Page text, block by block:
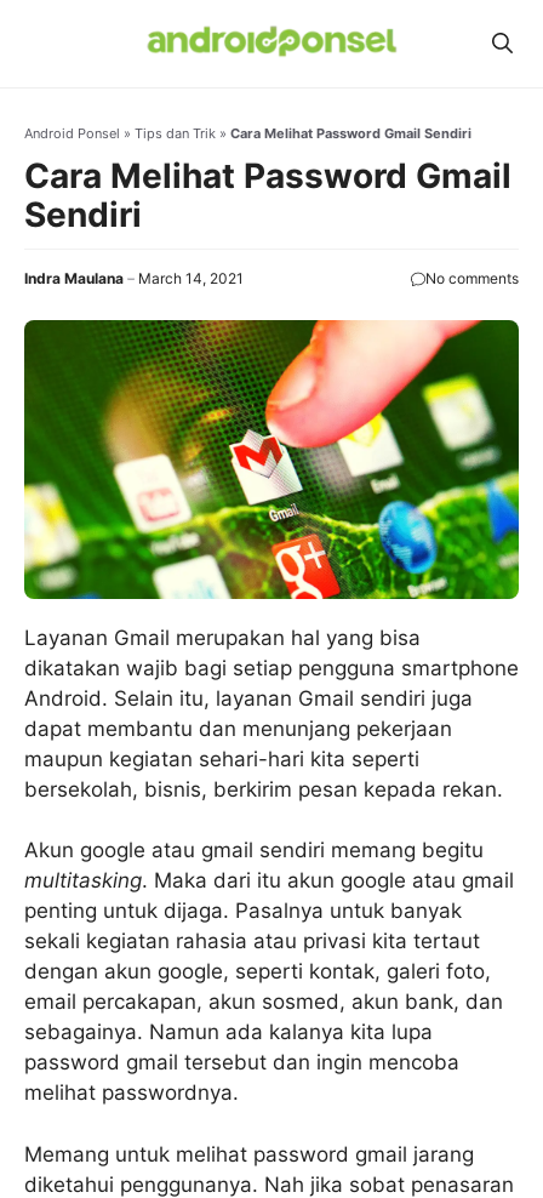
Android Ponsel » Tips dan Trik » Cara Melihat Password Gmail Sendiri
Cara Melihat Password Gmail
Sendiri
Indra Maulana March 14, 2021 No comments
Layanan Gmail merupakan hal yang bisa
dikatakan wajib bagi setiap pengguna smartphone
Android. Selain itu, layanan Gmail sendiri juga
dapat membantu dan menunjang pekerjaan
maupun kegiatan sehari-hari kita seperti
bersekolah, bisnis, berkirim pesan kepada rekan.
Akun google atau gmail sendiri memang begitu
multitasking. Maka dari itu akun google atau gmail
penting untuk dijaga. Pasalnya untuk banyak
sekali kegiatan rahasia atau privasi kita tertaut
dengan akun google, seperti kontak, galeri foto,
email percakapan, akun sosmed, akun bank, dan
sebagainya. Namun ada kalanya kita lupa
password gmail tersebut dan ingin mencoba
melihat passwordnya.
Memang untuk melihat password gmail jarang
diketahui penggunanya. Nah jika sobat penasaran